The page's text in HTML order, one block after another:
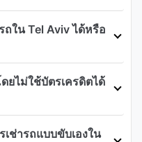
ถใน Tel Aviv ได้หรือ
ยไม่ใช้บัตรเครดิตได้
ช่ารถแบบขับเองใน